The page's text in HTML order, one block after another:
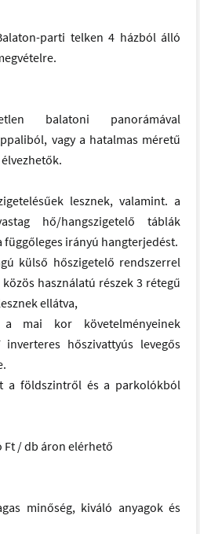
parti telken 4 házból álló
balatoni panorámával
vagy a hatalmas méretű
lesznek, valamint. a
hő/hangszigetelő táblák
függőleges irányú hangterjedést.
külső hőszigetelő rendszerrel
használatú részek 3 rétegű
ellátva,
a mai kor követelményeinek
inverteres hőszivattyús levegős
a földszintről és a parkolókból
/ db áron elérhető
minőség, kiváló anyagok és